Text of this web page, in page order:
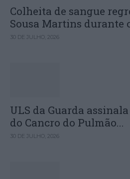
Colheita de sangue
Sousa Martins durante
30 DE JULHO, 2026
ULS da Guarda
do Cancro do Pulmão...
30 DE JULHO, 2026